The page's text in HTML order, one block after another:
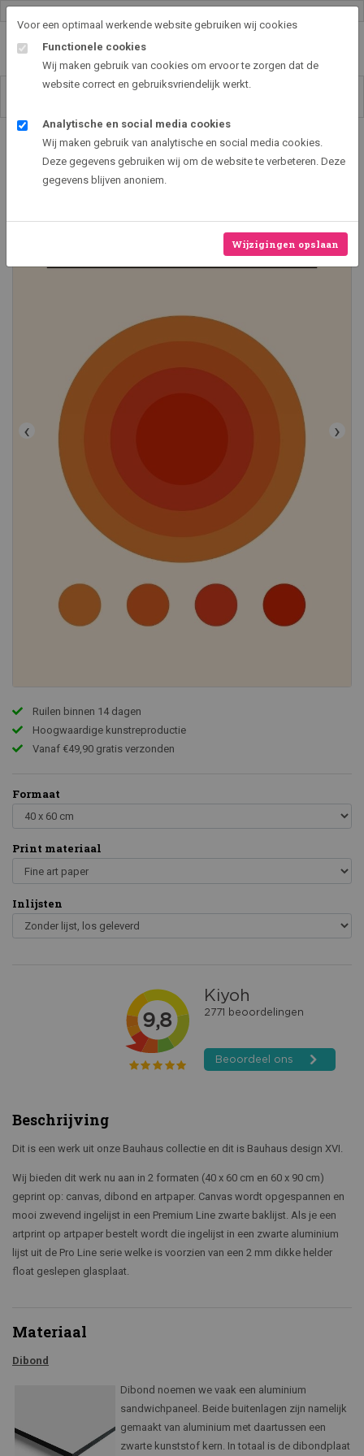
Voor een optimaal werkende website gebruiken wij cookies
Functionele cookies
Wij maken gebruik van cookies om ervoor te zorgen dat de
website correct en gebruiksvriendelijk werkt.
Analytische en social media cookies
Wij maken gebruik van analytische en social media cookies.
Deze gegevens gebruiken wij om de website te verbeteren. Deze
gegevens blijven anoniem.
Wijzigingen opslaan
Art2EXPO GallerySHOP - de leukste kunst cadeau ideeën
Bauhaus design XVI
‹ ›
Ruilen binnen 14 dagen
Hoogwaardige kunstreproductie
Vanaf €49,90 gratis verzonden
Formaat
Print materiaal
Inlijsten
Beschrijving
Dit is een werk uit onze Bauhaus collectie en dit is Bauhaus design XVI.
Wij bieden dit werk nu aan in 2 formaten (40 x 60 cm en 60 x 90 cm)
geprint op: canvas, dibond en artpaper. Canvas wordt opgespannen en
mooi zwevend ingelijst in een Premium Line zwarte baklijst. Als je een
artprint op artpaper bestelt wordt die ingelijst in een zwarte aluminium
lijst uit de Pro Line serie welke is voorzien van een 2 mm dikke helder
float geslepen glasplaat.
Materiaal
Dibond
Dibond noemen we vaak een aluminium
sandwichpaneel. Beide buitenlagen zijn namelijk
gemaakt van aluminium met daartussen een
zwarte kunststof kern. In totaal is de dibondplaat